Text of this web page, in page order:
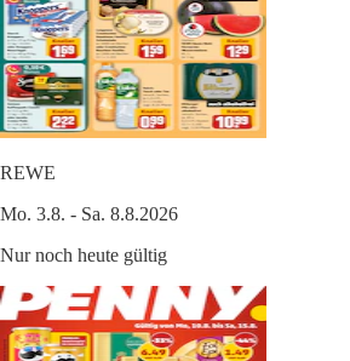
REWE
Mo. 3.8. - Sa. 8.8.2026
Nur noch heute gültig